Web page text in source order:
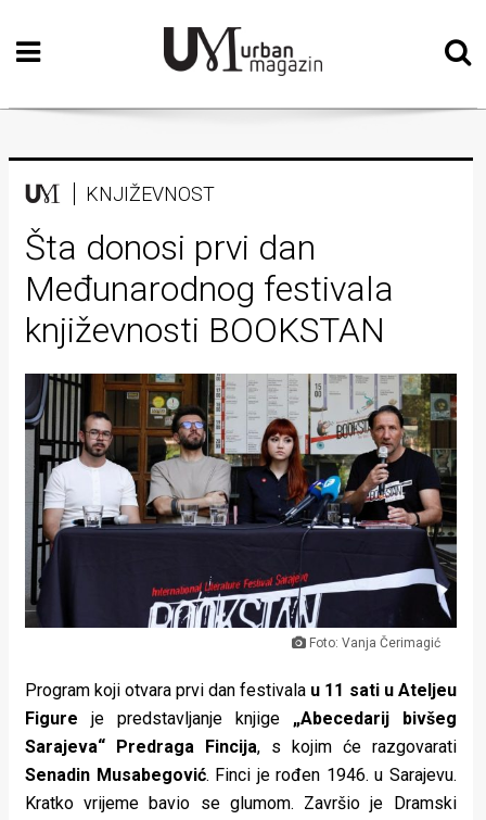
Početna
Vizualne
Teatar
Književnost
Muzika
Film
Intervju
Kolumne
Kultura
Lifestyle
Beauty
Za
stolom
Život
KNJIŽEVNOST
Šta donosi prvi dan
Međunarodnog festivala
književnosti BOOKSTAN
Foto: Vanja Čerimagić
Program koji otvara prvi dan festivala u 11 sati u Ateljeu
Figure je predstavljanje knjige „Abecedarij bivšeg
Sarajeva“ Predraga Fincija, s kojim će razgovarati
Senadin Musabegović. Finci je rođen 1946. u Sarajevu.
Kratko vrijeme bavio se glumom. Završio je Dramski